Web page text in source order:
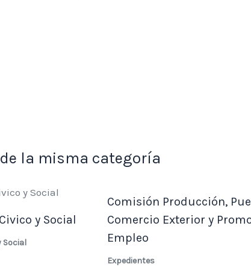
la misma categoría
y Social
Social
Comisión Producción,
Comercio Exterior y
Empleo
Expedientes